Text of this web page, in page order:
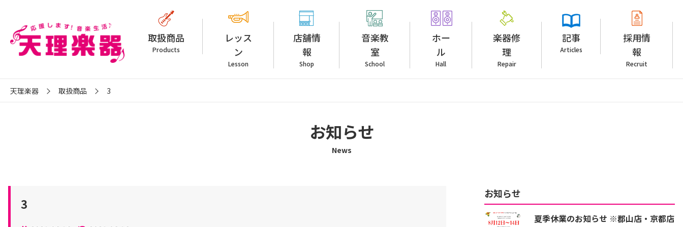
取扱商品
Products
レッス
ン
Lesson
店舗情
報
Shop
音楽教
室
School
ホー
ル
Hall
楽器修
理
Repair
記事
Articles
採用情
報
Recruit
天理楽器 取扱商品 3
お知らせ
News
3
お知らせ
夏季休業のお知らせ ※郡山店・京都店